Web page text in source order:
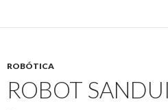
ROBÓTICA
ROBOT